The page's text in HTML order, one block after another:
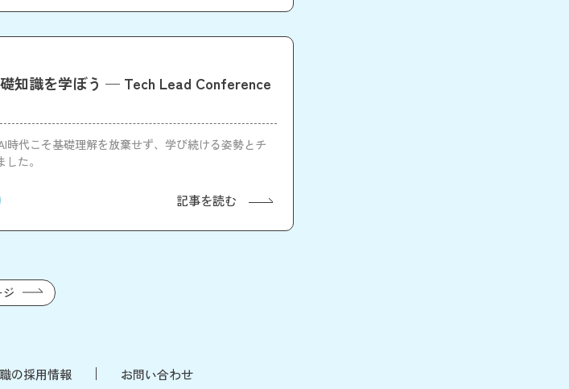
知識を学ぼう — Tech Lead Conference
時代こそ基礎理解を放棄せず、学び続ける姿勢とチ
た。
記事を読む
ジ
の採用情報 お問い合わせ